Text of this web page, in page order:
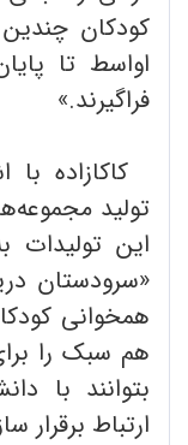
کودکان
اواسط تا
فراگیرند.»
کاکازاده
تولید
این تولیدات
«سرودستان
همخوانی
هم سبک را
بتوانند با
ارتباط برقرار